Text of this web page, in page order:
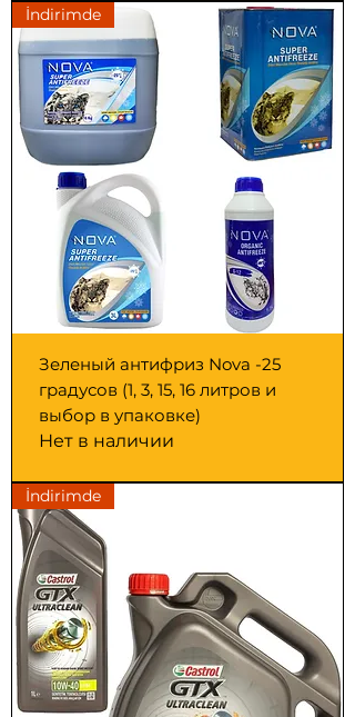
İndirimde
Зеленый антифриз Nova -25
градусов (1, 3, 15, 16 литров и
выбор в упаковке)
Нет в наличии
İndirimde